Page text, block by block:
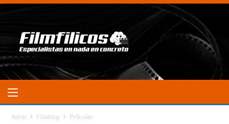
Inicio Filmblog Películas